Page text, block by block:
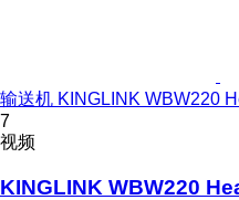
输送机 KINGLINK WBW220
7
视频
KINGLINK WBW220